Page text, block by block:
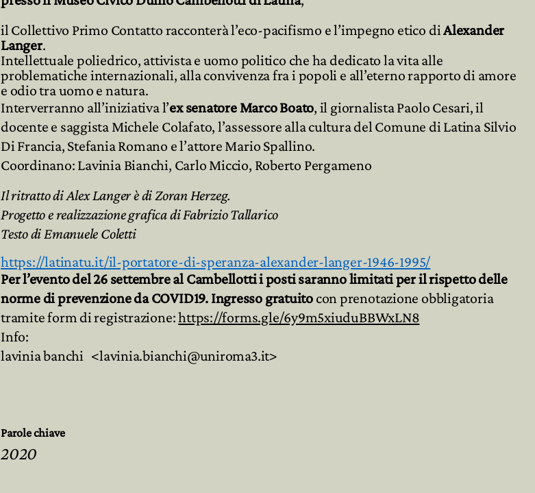
il Collettivo Primo Contatto racconterà l’eco-pacifismo e l’impegno etico diAlexander
Langer.
Intellettuale poliedrico, attivista e uomo politico che ha dedicato la vita alle
problematiche internazionali, alla convivenza fra i popoli e all’eterno rapporto di amore
e odio tra uomo e natura.
Interverranno all’iniziativa l’ex senatore Marco Boato, il giornalista Paolo Cesari, il
docente e saggista Michele Colafato, l’assessore alla cultura del Comune di Latina Silvio
Di Francia, Stefania Romano e l’attore Mario Spallino.
Coordinano: Lavinia Bianchi, Carlo Miccio, Roberto Pergameno
Il ritratto di Alex Langer è di Zoran Herzeg.
Progetto e realizzazione grafica di Fabrizio Tallarico
Testo di Emanuele Coletti
https://latinatu.it/il-portatore-di-speranza-alexander-langer-1946-1995/
Per l’evento del 26 settembre al Cambellotti i posti saranno limitati per il rispetto delle
norme di prevenzione da COVID19. Ingresso gratuito con prenotazione obbligatoria
tramite form di registrazione:https://forms.gle/6y9m5xiuduBBWxLN8
Info:
lavinia banchi <lavinia.bianchi@uniroma3.it>
Parole chiave
2020